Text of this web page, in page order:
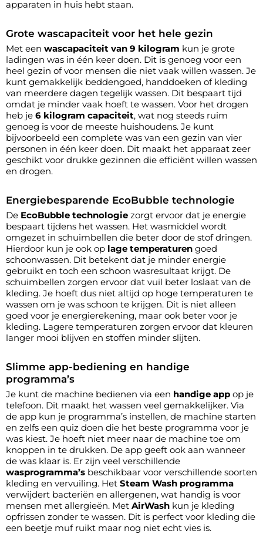
apparaten in huis hebt staan.
Grote wascapaciteit voor het hele gezin
Met een wascapaciteit van 9 kilogram kun je grote
ladingen was in één keer doen. Dit is genoeg voor een
heel gezin of voor mensen die niet vaak willen wassen. Je
kunt gemakkelijk beddengoed, handdoeken of kleding
van meerdere dagen tegelijk wassen. Dit bespaart tijd
omdat je minder vaak hoeft te wassen. Voor het drogen
heb je 6 kilogram capaciteit, wat nog steeds ruim
genoeg is voor de meeste huishoudens. Je kunt
bijvoorbeeld een complete was van een gezin van vier
personen in één keer doen. Dit maakt het apparaat zeer
geschikt voor drukke gezinnen die efficiënt willen wassen
en drogen.
Energiebesparende EcoBubble technologie
De EcoBubble technologie zorgt ervoor dat je energie
bespaart tijdens het wassen. Het wasmiddel wordt
omgezet in schuimbellen die beter door de stof dringen.
Hierdoor kun je ook op lage temperaturen goed
schoonwassen. Dit betekent dat je minder energie
gebruikt en toch een schoon wasresultaat krijgt. De
schuimbellen zorgen ervoor dat vuil beter loslaat van de
kleding. Je hoeft dus niet altijd op hoge temperaturen te
wassen om je was schoon te krijgen. Dit is niet alleen
goed voor je energierekening, maar ook beter voor je
kleding. Lagere temperaturen zorgen ervoor dat kleuren
langer mooi blijven en stoffen minder slijten.
Slimme app-bediening en handige
programma’s
Je kunt de machine bedienen via een handige app op je
telefoon. Dit maakt het wassen veel gemakkelijker. Via
de app kun je programma’s instellen, de machine starten
en zelfs een quiz doen die het beste programma voor je
was kiest. Je hoeft niet meer naar de machine toe om
knoppen in te drukken. De app geeft ook aan wanneer
de was klaar is. Er zijn veel verschillende
wasprogramma’s beschikbaar voor verschillende soorten
kleding en vervuiling. Het Steam Wash programma
verwijdert bacteriën en allergenen, wat handig is voor
mensen met allergieën. Met AirWash kun je kleding
opfrissen zonder te wassen. Dit is perfect voor kleding die
een beetje muf ruikt maar nog niet echt vies is.